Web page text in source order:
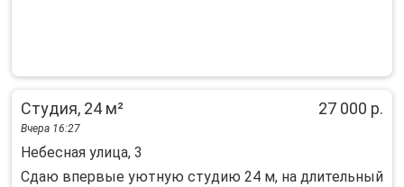
Студия, 24 м² 27 000 р.
Вчера 16:27
Небесная улица, 3
Сдаю впервые уютную студию 24 м, на длительный